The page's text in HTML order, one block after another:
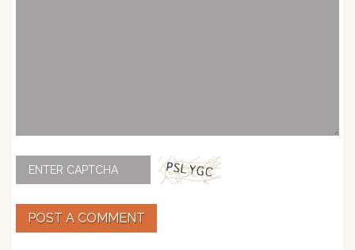
POST A COMMENT